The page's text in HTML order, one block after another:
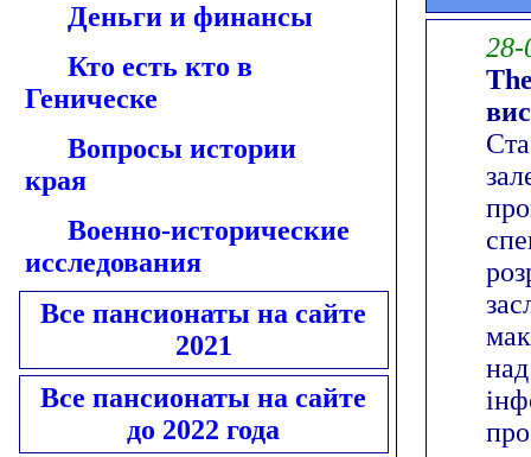
Деньги и финансы
Кто есть кто в
Геническе
Вопросы истории
края
Военно-исторические
исследования
Все пансионаты на сайте
2021
Все пансионаты на сайте
до 2022 года
28-